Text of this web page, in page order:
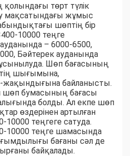
төрт түлік
мақсатындағы жұмыс
шөптің бір
10000 теңге
– 6000-6500,
Бәйтерек ауданында
Шөп бағасының
шығымына,
байланысты.
бумасының бағасы
болды. Ал екпе шөп
өздерінен артылған
теңгеге сатуда.
10000 теңге шамасында
бағаны сәл де
байқалады.